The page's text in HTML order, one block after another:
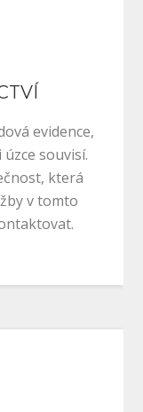
evidence,
souvisí.
která
v tomto